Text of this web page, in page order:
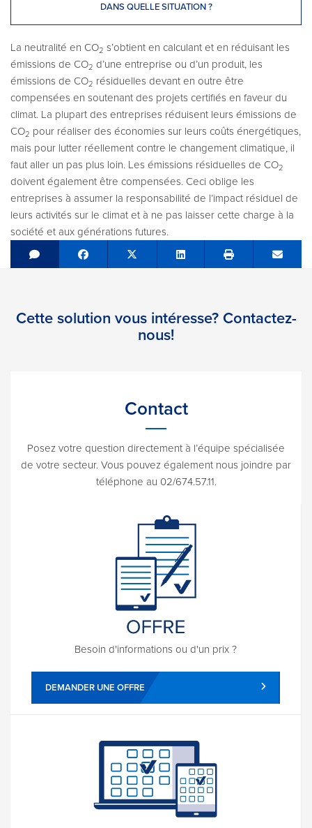
DANS QUELLE SITUATION ?
La neutralité en CO2 s’obtient en calculant et en réduisant les
émissions de CO2 d’une entreprise ou d’un produit, les
émissions de CO2 résiduelles devant en outre être
compensées en soutenant des projets certifiés en faveur du
climat. La plupart des entreprises réduisent leurs émissions de
CO2 pour réaliser des économies sur leurs coûts énergétiques,
mais pour lutter réellement contre le changement climatique, il
faut aller un pas plus loin. Les émissions résiduelles de CO2
doivent également être compensées. Ceci oblige les
entreprises à assumer la responsabilité de l’impact résiduel de
leurs activités sur le climat et à ne pas laisser cette charge à la
société et aux générations futures.
Share on Facebook
Tweet Share on LinkedIn Send
Cette solution vous intéresse? Contactez-
nous!
Contact
Posez votre question directement à l’équipe spécialisée
de votre secteur. Vous pouvez également nous joindre par
téléphone au 02/674.57.11.
Besoin d'informations ou d'un prix ?
DEMANDER UNE OFFRE